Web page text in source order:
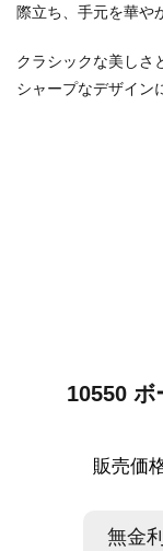
際立ち、手元を華や
クラシックな美しさ
シャープなデザイン
10550 ボ
販売価
無金